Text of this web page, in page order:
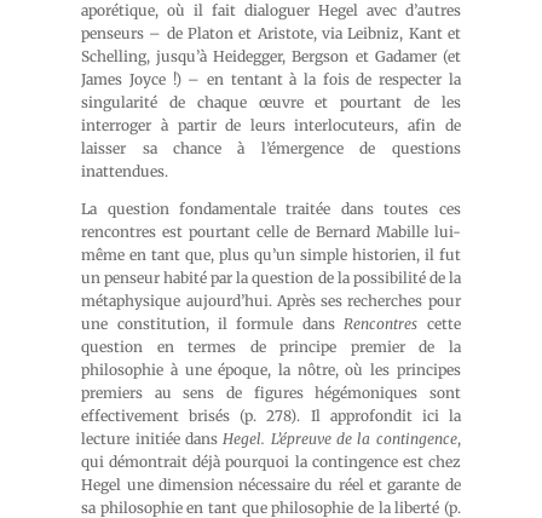
aporétique, où il fait dialoguer Hegel avec d’autres
penseurs – de Platon et Aristote, via Leibniz, Kant et
Schelling, jusqu’à Heidegger, Bergson et Gadamer (et
James Joyce !) – en tentant à la fois de respecter la
singularité de chaque œuvre et pourtant de les
interroger à partir de leurs interlocuteurs, afin de
laisser sa chance à l’émergence de questions
inattendues.
La question fondamentale traitée dans toutes ces
rencontres est pourtant celle de Bernard Mabille lui-
même en tant que, plus qu’un simple historien, il fut
un penseur habité par la question de la possibilité de la
métaphysique aujourd’hui. Après ses recherches pour
une constitution, il formule dansRencontres cette
question en termes de principe premier de la
philosophie à une époque, la nôtre, où les principes
premiers au sens de figures hégémoniques sont
effectivement brisés (p. 278). Il approfondit ici la
lecture initiée dansHegel. L’épreuve de la contingence,
qui démontrait déjà pourquoi la contingence est chez
Hegel une dimension nécessaire du réel et garante de
sa philosophie en tant que philosophie de la liberté (p.